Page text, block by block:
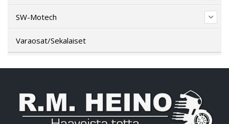
SW-Motech
Varaosat/Sekalaiset